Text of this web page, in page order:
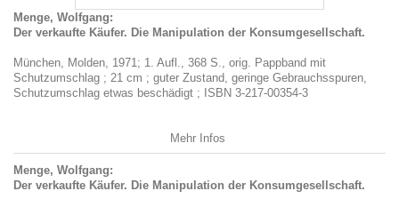
Menge, Wolfgang:
Der verkaufte Käufer. Die Manipulation der Konsumgesellschaft.
München, Molden, 1971; 1. Aufl., 368 S., orig. Pappband mit
Schutzumschlag ; 21 cm ; guter Zustand, geringe Gebrauchsspuren,
Schutzumschlag etwas beschädigt ; ISBN 3-217-00354-3
Mehr Infos
Menge, Wolfgang:
Der verkaufte Käufer. Die Manipulation der Konsumgesellschaft.